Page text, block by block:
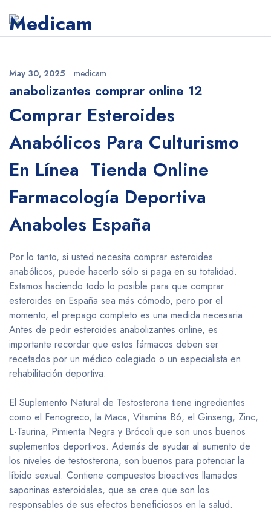
May 30, 2025 medicam
anabolizantes comprar online 12
Comprar Esteroides
Anabólicos Para Culturismo
En Línea ️ Tienda Online
Farmacología Deportiva
Anaboles España
Por lo tanto, si usted necesita comprar esteroides
anabólicos, puede hacerlo sólo si paga en su totalidad.
Estamos haciendo todo lo posible para que comprar
esteroides en España sea más cómodo, pero por el
momento, el prepago completo es una medida necesaria.
Antes de pedir esteroides anabolizantes online, es
importante recordar que estos fármacos deben ser
recetados por un médico colegiado o un especialista en
rehabilitación deportiva.
El Suplemento Natural de Testosterona tiene ingredientes
como el Fenogreco, la Maca, Vitamina B6, el Ginseng, Zinc,
L-Taurina, Pimienta Negra y Brócoli que son unos buenos
suplementos deportivos. Además de ayudar al aumento de
los niveles de testosterona, son buenos para potenciar la
líbido sexual. Contiene compuestos bioactivos llamados
saponinas esteroidales, que se cree que son los
responsables de sus efectos beneficiosos en la salud.